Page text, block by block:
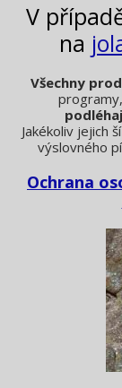
V
na
Všechny
Jakékoliv jejich
výslovného
Ochrana